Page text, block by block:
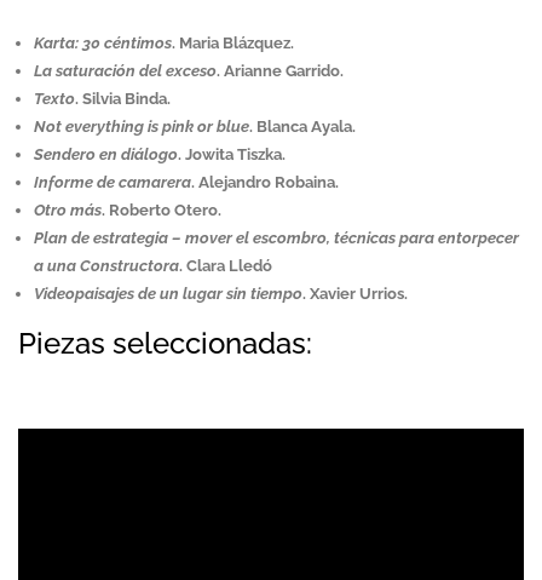
Karta: 30 céntimos. Maria Blázquez.
La saturación del exceso. Arianne Garrido.
Texto. Silvia Binda.
Not everything is pink or blue. Blanca Ayala.
Sendero en diálogo. Jowita Tiszka.
Informe de camarera. Alejandro Robaina.
Otro más. Roberto Otero.
Plan de estrategia – mover el escombro, técnicas para entorpecer
a una Constructora. Clara Lledó
Videopaisajes de un lugar sin tiempo. Xavier Urrios.
Piezas seleccionadas: